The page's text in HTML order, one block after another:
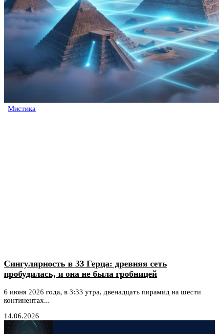
Мистика
Сингулярность в 33 Герца: древняя сеть
пробудилась, и она не была гробницей
6 июня 2026 года, в 3:33 утра, двенадцать пирамид на шести
континентах...
14.06.2026